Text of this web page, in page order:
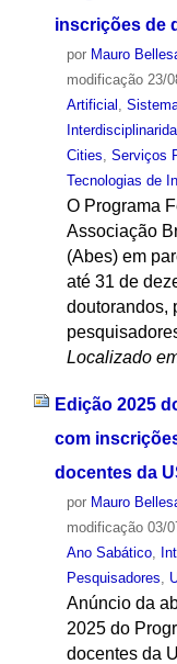
inscrições de
por Mauro
modificação23/
Artificial ,
Cities, Serviços
Tecnologias de
O Programa
Associação
(Abes) em
até 31 de
doutorandos,
Localizado
Edição 2025
com
docentes da
por Mauro
modificação03/
Ano Sabático,
Pesquisadores
Anúncio da
2025 do
docentes da